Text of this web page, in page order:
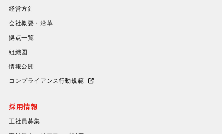
経営方針
会社概要・沿革
拠点一覧
組織図
情報公開
コンプライアンス行動規範
採用情報
正社員募集